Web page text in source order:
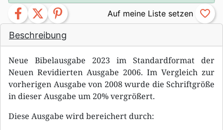
Beschreibung
Neue Bibelausgabe 2023 im Standardformat der
Neuen Revidierten Ausgabe 2006. Im Vergleich zur
vorherigen Ausgabe von 2008 wurde die Schriftgröße
in dieser Ausgabe um 20% vergrößert.
Diese Ausgabe wird bereichert durch:
facebook twitter pinterest favorite_border